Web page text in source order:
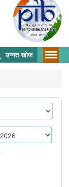
उन्नत खोज